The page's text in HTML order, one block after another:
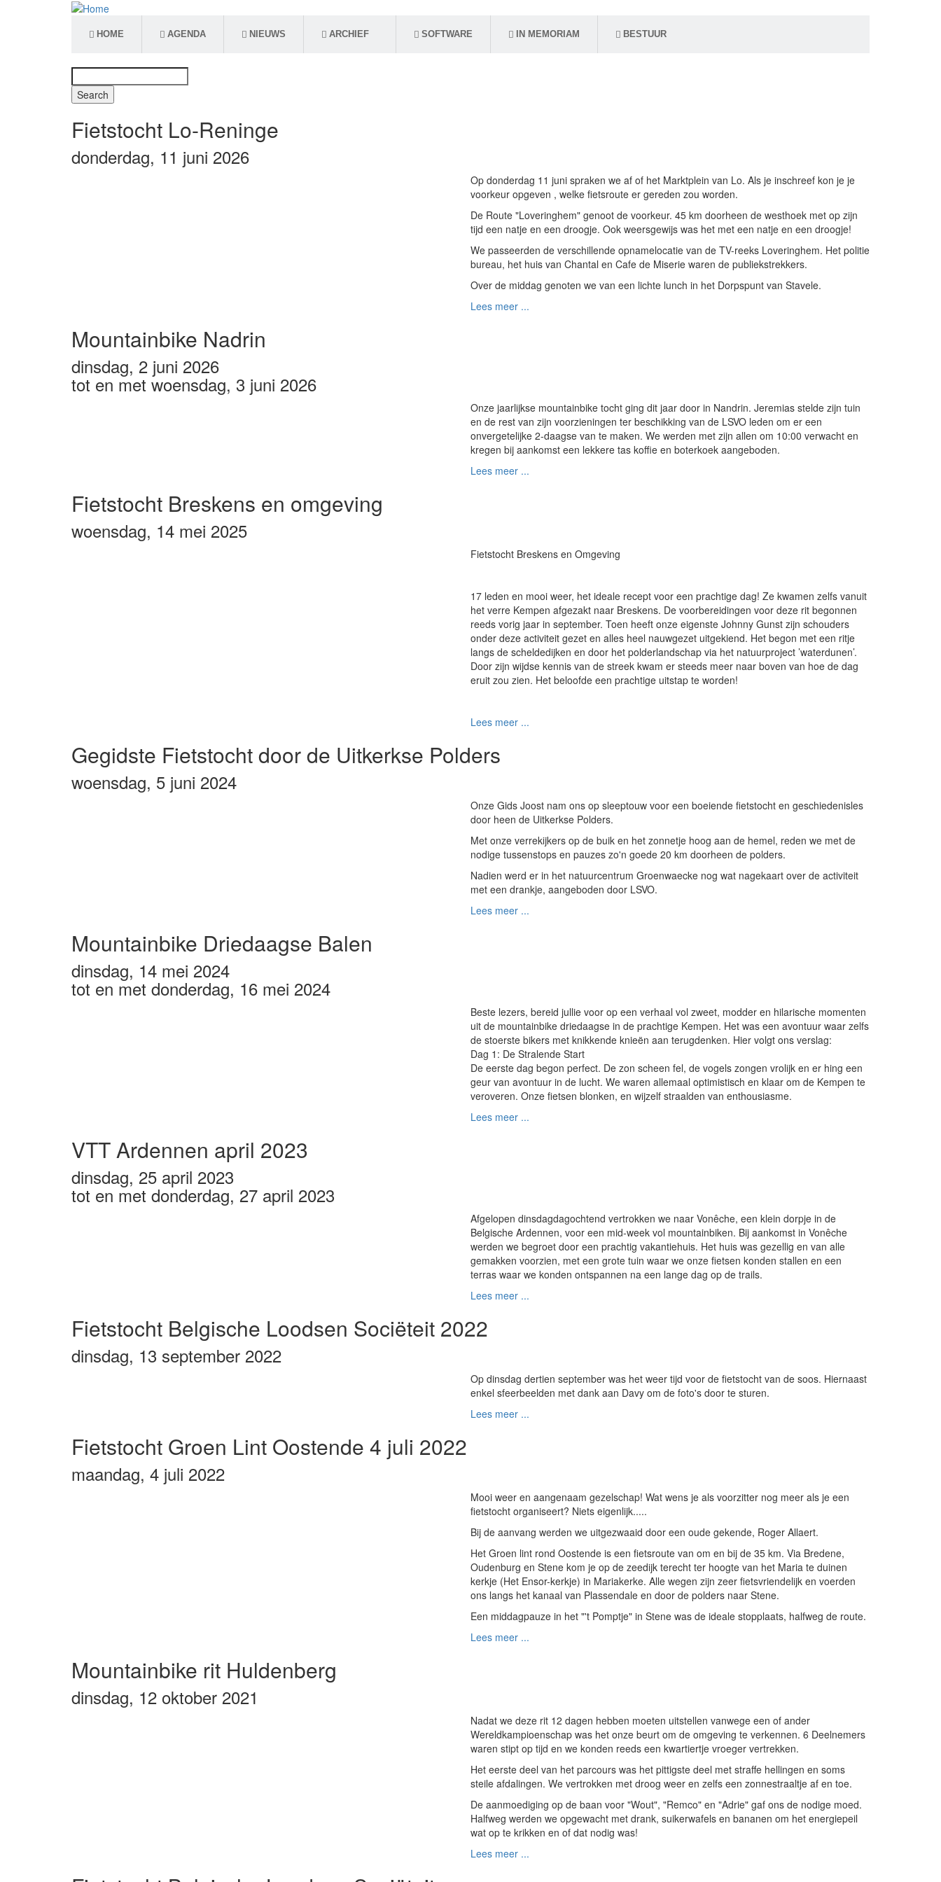
HOME AGENDA NIEUWS ARCHIEF SOFTWARE IN MEMORIAM BESTUUR
Zoekveld
Fietstocht Lo-Reninge
donderdag, 11 juni 2026
Op donderdag 11 juni spraken we af of het Marktplein van Lo. Als je inschreef kon je je
voorkeur opgeven , welke fietsroute er gereden zou worden.
De Route "Loveringhem" genoot de voorkeur. 45 km doorheen de westhoek met op zijn
tijd een natje en een droogje. Ook weersgewijs was het met een natje en een droogje!
We passeerden de verschillende opnamelocatie van de TV-reeks Loveringhem. Het politie
bureau, het huis van Chantal en Cafe de Miserie waren de publiekstrekkers.
Over de middag genoten we van een lichte lunch in het Dorpspunt van Stavele.
Lees meer ...
Mountainbike Nadrin
dinsdag, 2 juni 2026
tot en met woensdag, 3 juni 2026
Onze jaarlijkse mountainbike tocht ging dit jaar door in Nandrin. Jeremias stelde zijn tuin
en de rest van zijn voorzieningen ter beschikking van de LSVO leden om er een
onvergetelijke 2-daagse van te maken. We werden met zijn allen om 10:00 verwacht en
kregen bij aankomst een lekkere tas koffie en boterkoek aangeboden.
Lees meer ...
Fietstocht Breskens en omgeving
woensdag, 14 mei 2025
Fietstocht Breskens en Omgeving
17 leden en mooi weer, het ideale recept voor een prachtige dag! Ze kwamen zelfs vanuit
het verre Kempen afgezakt naar Breskens. De voorbereidingen voor deze rit begonnen
reeds vorig jaar in september. Toen heeft onze eigenste Johnny Gunst zijn schouders
onder deze activiteit gezet en alles heel nauwgezet uitgekiend. Het begon met een ritje
langs de scheldedijken en door het polderlandschap via het natuurproject ’waterdunen’.
Door zijn wijdse kennis van de streek kwam er steeds meer naar boven van hoe de dag
eruit zou zien. Het beloofde een prachtige uitstap te worden!
Lees meer ...
Gegidste Fietstocht door de Uitkerkse Polders
woensdag, 5 juni 2024
Onze Gids Joost nam ons op sleeptouw voor een boeiende fietstocht en geschiedenisles
door heen de Uitkerkse Polders.
Met onze verrekijkers op de buik en het zonnetje hoog aan de hemel, reden we met de
nodige tussenstops en pauzes zo'n goede 20 km doorheen de polders.
Nadien werd er in het natuurcentrum Groenwaecke nog wat nagekaart over de activiteit
met een drankje, aangeboden door LSVO.
Lees meer ...
Mountainbike Driedaagse Balen
dinsdag, 14 mei 2024
tot en met donderdag, 16 mei 2024
Beste lezers, bereid jullie voor op een verhaal vol zweet, modder en hilarische momenten
uit de mountainbike driedaagse in de prachtige Kempen. Het was een avontuur waar zelfs
de stoerste bikers met knikkende knieën aan terugdenken. Hier volgt ons verslag:
Dag 1: De Stralende Start
De eerste dag begon perfect. De zon scheen fel, de vogels zongen vrolijk en er hing een
geur van avontuur in de lucht. We waren allemaal optimistisch en klaar om de Kempen te
veroveren. Onze fietsen blonken, en wijzelf straalden van enthousiasme.
Lees meer ...
VTT Ardennen april 2023
dinsdag, 25 april 2023
tot en met donderdag, 27 april 2023
Afgelopen dinsdagdagochtend vertrokken we naar Vonêche, een klein dorpje in de
Belgische Ardennen, voor een mid-week vol mountainbiken. Bij aankomst in Vonêche
werden we begroet door een prachtig vakantiehuis. Het huis was gezellig en van alle
gemakken voorzien, met een grote tuin waar we onze fietsen konden stallen en een
terras waar we konden ontspannen na een lange dag op de trails.
Lees meer ...
Fietstocht Belgische Loodsen Sociëteit 2022
dinsdag, 13 september 2022
Op dinsdag dertien september was het weer tijd voor de fietstocht van de soos. Hiernaast
enkel sfeerbeelden met dank aan Davy om de foto's door te sturen.
Lees meer ...
Fietstocht Groen Lint Oostende 4 juli 2022
maandag, 4 juli 2022
Mooi weer en aangenaam gezelschap! Wat wens je als voorzitter nog meer als je een
fietstocht organiseert? Niets eigenlijk.....
Bij de aanvang werden we uitgezwaaid door een oude gekende, Roger Allaert.
Het Groen lint rond Oostende is een fietsroute van om en bij de 35 km. Via Bredene,
Oudenburg en Stene kom je op de zeedijk terecht ter hoogte van het Maria te duinen
kerkje (Het Ensor-kerkje) in Mariakerke. Alle wegen zijn zeer fietsvriendelijk en voerden
ons langs het kanaal van Plassendale en door de polders naar Stene.
Een middagpauze in het "'t Pomptje" in Stene was de ideale stopplaats, halfweg de route.
Lees meer ...
Mountainbike rit Huldenberg
dinsdag, 12 oktober 2021
Nadat we deze rit 12 dagen hebben moeten uitstellen vanwege een of ander
Wereldkampioenschap was het onze beurt om de omgeving te verkennen. 6 Deelnemers
waren stipt op tijd en we konden reeds een kwartiertje vroeger vertrekken.
Het eerste deel van het parcours was het pittigste deel met straffe hellingen en soms
steile afdalingen. We vertrokken met droog weer en zelfs een zonnestraaltje af en toe.
De aanmoediging op de baan voor "Wout", "Remco" en "Adrie" gaf ons de nodige moed.
Halfweg werden we opgewacht met drank, suikerwafels en bananen om het energiepeil
wat op te krikken en of dat nodig was!
Lees meer ...